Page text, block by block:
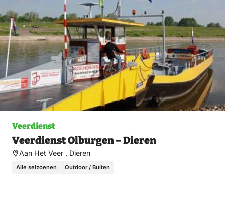
Veerdienst
Veerdienst Olburgen – Dieren
Aan Het Veer , Dieren
Alle seizoenen Outdoor / Buiten